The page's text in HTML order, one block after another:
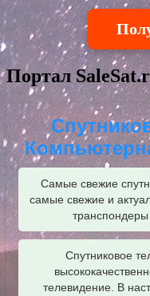
Портал
Самые свежие
самые свежие и
транспондеры
Спутниковое
телевидение. В